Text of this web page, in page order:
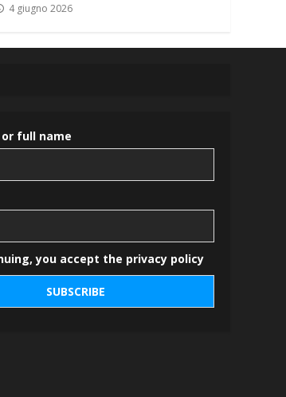
4 giugno 2026
full name
you accept the privacy policy